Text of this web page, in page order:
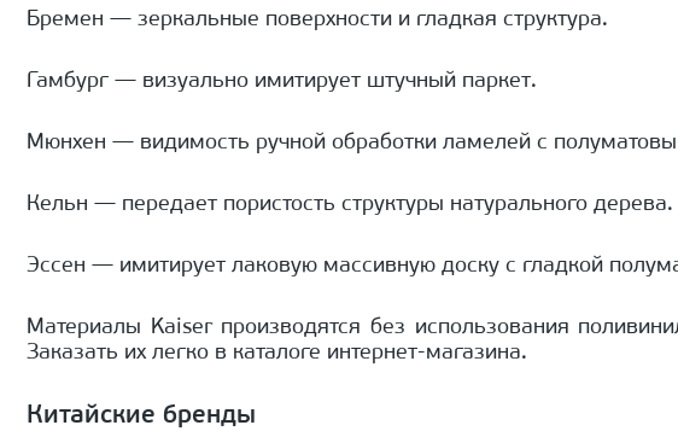
Бремен — зеркальные поверхности и гладкая структура.
Гамбург — визуально имитирует штучный паркет.
Мюнхен — видимость ручной обработки ламелей с
Кельн — передает пористость структуры натурального дерева.
Эссен — имитирует лаковую массивную доску с гладкой
Материалы Kaiser производятся без использования
Заказать их легко в каталоге интернет-магазина.
Китайские бренды